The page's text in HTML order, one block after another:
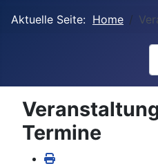
Aktuelle Seite: Home
Termine